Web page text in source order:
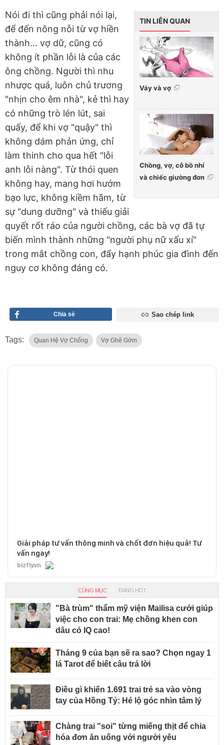
TIN LIÊN QUAN
Váy và vợ
Chồng, vợ, cô bồ nhí
và chiếc giường đơn
Nói đi thì cũng phải nói lại,
để đến nông nỗi từ vợ hiền
thành... vợ dữ, cũng có
không ít phần lỗi là của các
ông chồng. Người thì nhu
nhược quá, luôn chủ trương
"nhịn cho êm nhà", kẻ thì hay
có những trò lén lút, sai
quấy, để khi vợ "quậy" thì
không dám phản ứng, chỉ
làm thinh cho qua hết "lỗi
anh lỗi nàng". Từ thói quen
không hay, mang hơi hướm
bạo lực, không kiềm hãm, từ
sự "dung dưỡng" và thiếu giải
quyết rốt ráo của người chồng, các bà vợ đã tự
biến mình thành những "người phụ nữ xấu xí"
trong mắt chồng con, đẩy hạnh phúc gia đình đến
nguy cơ không đáng có.
Chia sẻ Sao chép link
Tags: Quan Hệ Vợ Chống Vợ Ghê Gớm
Giải pháp tư vấn thông minh và chốt đơn hiệu quả! Tư
vấn ngay!
bizfly.vn
CÙNG MỤC ĐANG HOT
"Bà trùm" thẩm mỹ viện Mailisa cưới giúp
việc cho con trai: Mẹ chồng khen con
dâu có IQ cao!
Tháng 9 của bạn sẽ ra sao? Chọn ngay 1
lá Tarot để biết câu trả lời
Điều gì khiến 1.691 trai trẻ sa vào vòng
tay của Hồng Tỷ: Hé lộ góc nhìn tâm lý
Chàng trai "soi" từng miếng thịt để chia
hóa đơn ăn uống với người yêu